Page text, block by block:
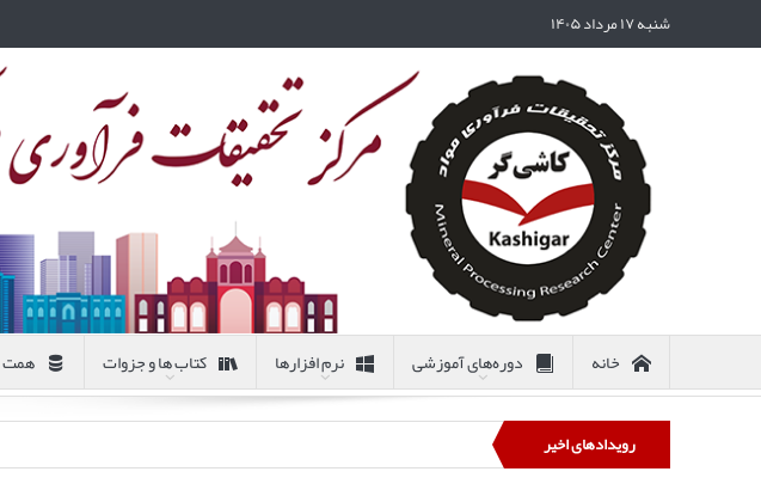
شنبه ۱۷ مرداد ۱۴۰۵
خانه دوره‌های آموزشی نرم افزارها کتاب ها و جزوات همت
رویدادهای اخیر